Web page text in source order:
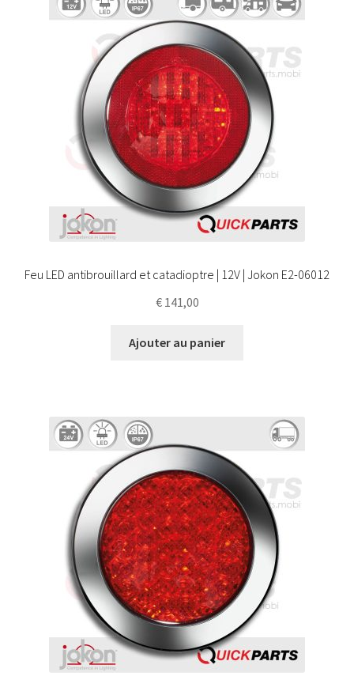
Feu LED antibrouillard et catadioptre | 12V | Jokon E2-06012
€141,00
Ajouter au panier